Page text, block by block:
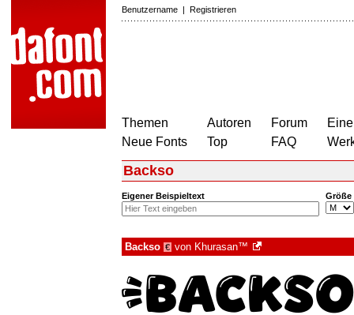
Benutzername | Registrieren
Themen
Neue Fonts
Autoren
Top
Forum
FAQ
Backso
Eigener Beispieltext Größe
Backso € von Khurasan™